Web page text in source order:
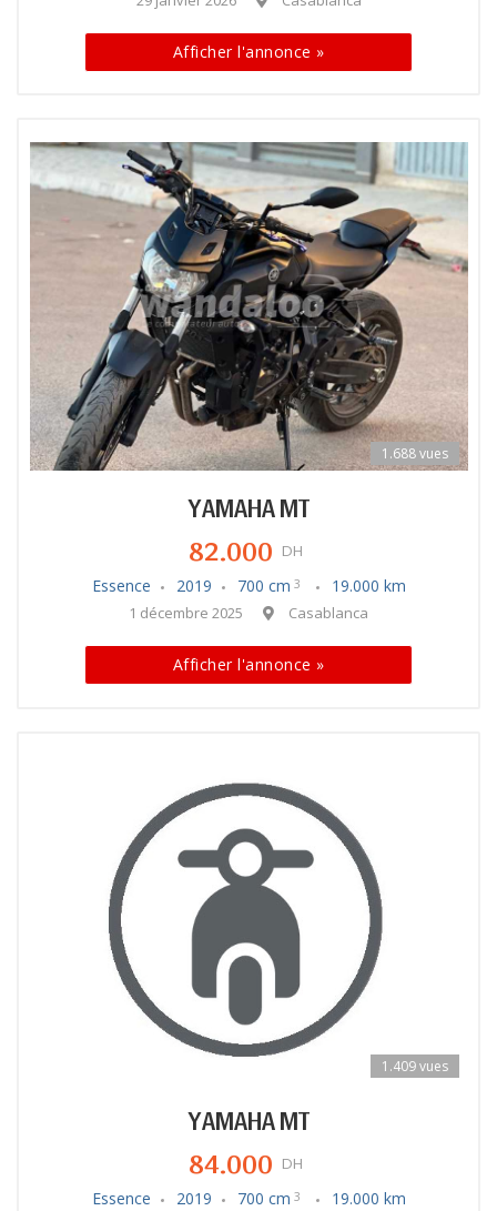
Afficher l'annonce »
1.688 vues
YAMAHA MT
82.000 DH
Essence 2019 700 cm 3 19.000 km
1 décembre 2025 Casablanca
Afficher l'annonce »
1.409 vues
YAMAHA MT
84.000 DH
Essence 2019 700 cm 3 19.000 km